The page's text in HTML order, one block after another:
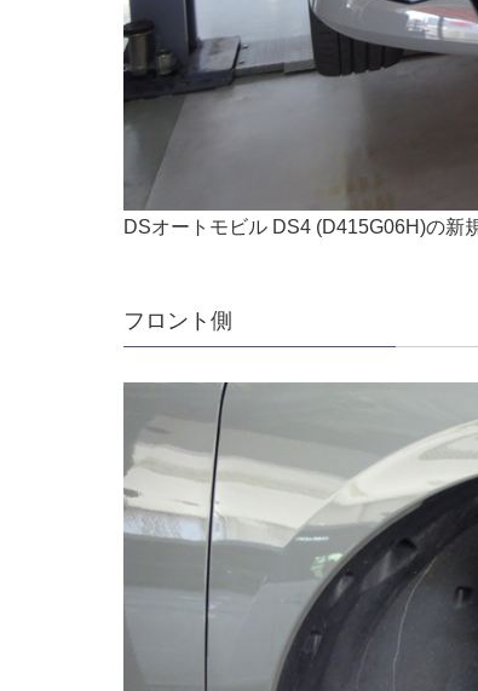
DSオートモビル DS4 (D415G06H)の新
フロント側